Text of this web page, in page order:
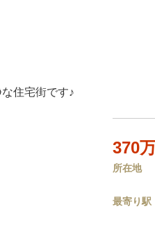
住宅街です♪
370
所在地
最寄り駅